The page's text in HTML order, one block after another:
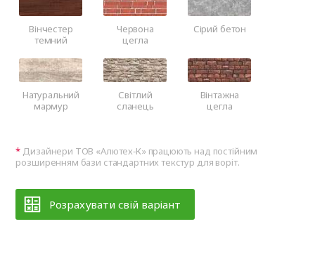
Вінчестер
темний
Червона
цегла
Сірий бетон
Натуральний
мармур
Світлий
сланець
Вінтажна
цегла
Дизайнери ТОВ «Алютех‑К» працюють над постійним
розширенням бази стандартних текстур для воріт.
Розрахувати свій варіант